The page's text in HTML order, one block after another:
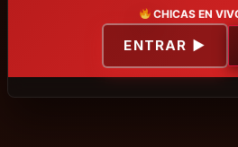
CHICAS EN
ENTRAR ▶
Descubre cómo funciona en